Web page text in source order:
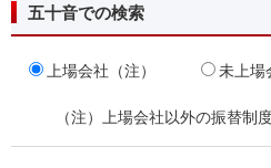
五十音での検索
上場会社（注） 未上場
（注）上場会社以外の振替制